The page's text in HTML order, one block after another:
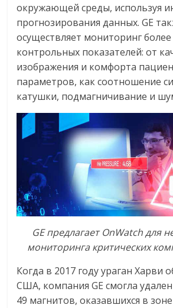
окружающей среды, используя
прогнозирования данных. GE
осуществляет мониторинг
контрольных показателей: от
изображения и комфорта
параметров, как соотношение
катушки, подмагничивание и
GE предлагает OnWatch для
мониторинга критических
Когда в 2017 году ураган Харви
США, компания GE смогла
49 магнитов, оказавшихся в